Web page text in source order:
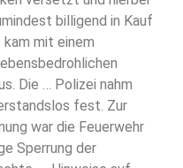
billigend in Kauf
mit einem
Die … Polizei nahm
fest. Zur
war die Feuerwehr
Sperrung der